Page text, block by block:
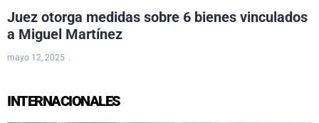
Juez otorga medidas sobre 6 bienes vinculados
a Miguel Martínez
mayo 12, 2025
INTERNACIONALES